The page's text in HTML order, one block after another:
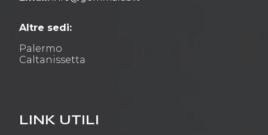
Altre sedi:
Palermo
Caltanissetta
LINK UTILI